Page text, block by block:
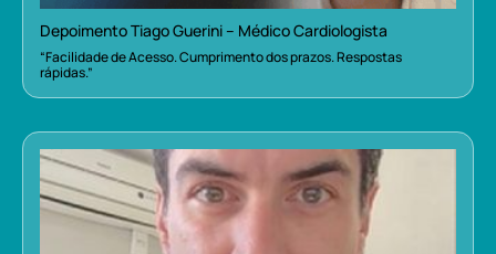
Depoimento Tiago Guerini – Médico Cardiologista
“Facilidade de Acesso. Cumprimento dos prazos. Respostas
rápidas.”